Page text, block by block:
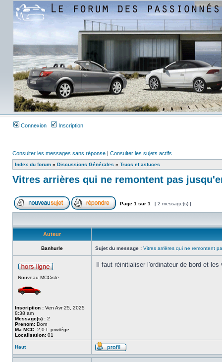
Connexion Inscription
Consulter les messages sans réponse | Consulter les sujets actifs
Index du forum » Discussions Générales » Trucs et astuces
Vitres arrières qui ne remontent pas
Page 1 sur 1 [ 2 message(s) ]
Auteur
Banhurle Sujet du message : Vitres arrières qui ne remontent
Nouveau MCCiste
Inscription : Ven Avr 25, 2025
8:38 am
Message(s) : 2
Prenom: Dom
Ma MCC: 2,0 L privilége
Localisation: 01
Il faut réinitialiser l'ordinateur de bord et
Haut